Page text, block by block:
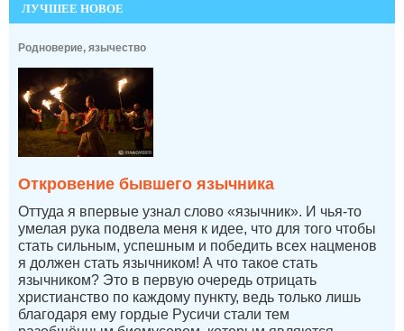
ЛУЧШЕЕ НОВОЕ
Родноверие, язычество
Откровение бывшего язычника
Оттуда я впервые узнал слово «язычник». И чья-то
умелая рука подвела меня к идее, что для того чтобы
стать сильным, успешным и победить всех нацменов
я должен стать язычником! А что такое стать
язычником? Это в первую очередь отрицать
христианство по каждому пункту, ведь только лишь
благодаря ему гордые Русичи стали тем